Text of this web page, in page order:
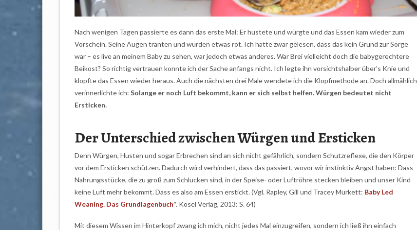
Nach wenigen Tagen passierte es dann das erste Mal: Er hustete und würgte und das Essen kam wieder zum
Vorschein. Seine Augen tränten und wurden etwas rot. Ich hatte zwar gelesen, dass das kein Grund zur Sorge
war – es live an meinem Baby zu sehen, war jedoch etwas anderes. War Brei vielleicht doch die babygerechtere
Beikost? So richtig vertrauen konnte ich der Sache anfangs nicht. Ich legte ihn vorsichtshalber über’s Knie und
klopfte das Essen wieder heraus. Auch die nächsten drei Male wendete ich die Klopfmethode an. Doch allmählich
verinnerlichte ich: Solange er noch Luft bekommt, kann er sich selbst helfen. Würgen bedeutet nicht
Ersticken.
Der Unterschied zwischen Würgen und Ersticken
Denn Würgen, Husten und sogar Erbrechen sind an sich nicht gefährlich, sondern Schutzreflexe, die den Körper
vor dem Ersticken schützen. Dadurch wird verhindert, dass das passiert, wovor wir instinktiv Angst haben: Dass
Nahrungsstücke, die zu groß zum Schlucken sind, in der Speise- oder Luftröhre stecken bleiben und unser Kind
keine Luft mehr bekommt. Dass es also am Essen erstickt. (Vgl. Rapley, Gill und Tracey Murkett: Baby Led
Weaning. Das Grundlagenbuch*. Kösel Verlag, 2013: S. 64)
Mit diesem Wissen im Hinterkopf zwang ich mich, nicht jedes Mal einzugreifen, sondern ich ließ ihn einfach